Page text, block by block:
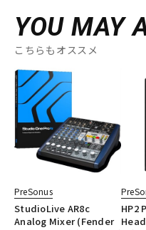
YOU MAY
こちらもオススメ
PreSonus
StudioLive AR8c
Analog Mixer (Fender
HP2